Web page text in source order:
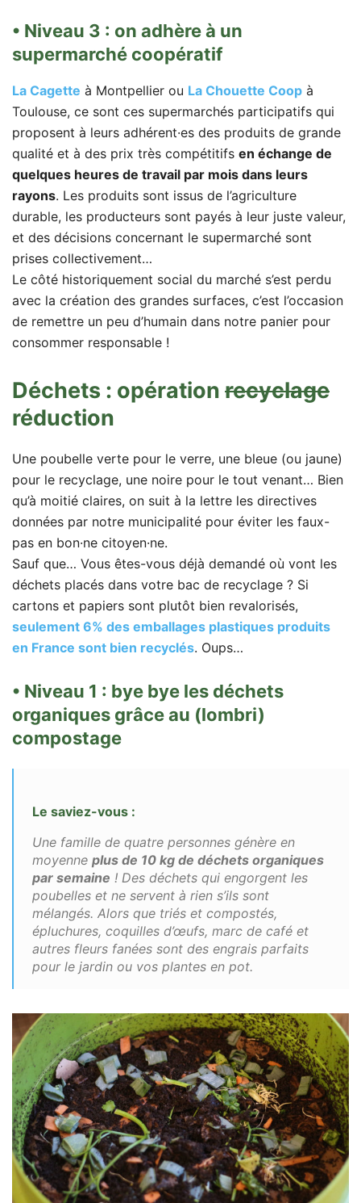
• Niveau 3 : on adhère à un
supermarché coopératif
La Cagette à Montpellier ou La Chouette Coop à
Toulouse, ce sont ces supermarchés participatifs qui
proposent à leurs adhérent·es des produits de grande
qualité et à des prix très compétitifs en échange de
quelques heures de travail par mois dans leurs
rayons. Les produits sont issus de l’agriculture
durable, les producteurs sont payés à leur juste valeur,
et des décisions concernant le supermarché sont
prises collectivement…
Le côté historiquement social du marché s’est perdu
avec la création des grandes surfaces, c’est l’occasion
de remettre un peu d’humain dans notre panier pour
consommer responsable !
Déchets : opération recyclage
réduction
Une poubelle verte pour le verre, une bleue (ou jaune)
pour le recyclage, une noire pour le tout venant… Bien
qu’à moitié claires, on suit à la lettre les directives
données par notre municipalité pour éviter les faux-
pas en bon·ne citoyen·ne.
Sauf que… Vous êtes-vous déjà demandé où vont les
déchets placés dans votre bac de recyclage ? Si
cartons et papiers sont plutôt bien revalorisés,
seulement 6% des emballages plastiques produits
en France sont bien recyclés. Oups…
• Niveau 1 : bye bye les déchets
organiques grâce au (lombri)
compostage
Le saviez-vous :
Une famille de quatre personnes génère en
moyenne plus de 10 kg de déchets organiques
par semaine ! Des déchets qui engorgent les
poubelles et ne servent à rien s’ils sont
mélangés. Alors que triés et compostés,
épluchures, coquilles d’œufs, marc de café et
autres fleurs fanées sont des engrais parfaits
pour le jardin ou vos plantes en pot.